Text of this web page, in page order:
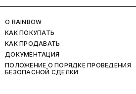
O RAINBOW
КАК ПОКУПАТЬ
КАК ПРОДАВАТЬ
ДОКУМЕНТАЦИЯ
ПОЛОЖЕНИЕ О ПОРЯДКЕ ПРОВЕДЕНИЯ
БЕЗОПАСНОЙ СДЕЛКИ